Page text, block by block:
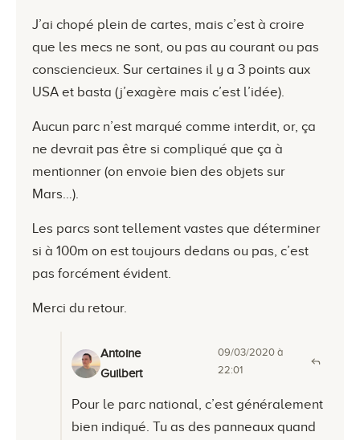
J’ai chopé plein de cartes, mais c’est à croire
que les mecs ne sont, ou pas au courant ou pas
consciencieux. Sur certaines il y a 3 points aux
USA et basta (j’exagère mais c’est l’idée).
Aucun parc n’est marqué comme interdit, or, ça
ne devrait pas être si compliqué que ça à
mentionner (on envoie bien des objets sur
Mars…).
Les parcs sont tellement vastes que déterminer
si à 100m on est toujours dedans ou pas, c’est
pas forcément évident.
Merci du retour.
Antoine
Guilbert
09/03/2020 à
22:01
Pour le parc national, c’est généralement
bien indiqué. Tu as des panneaux quand